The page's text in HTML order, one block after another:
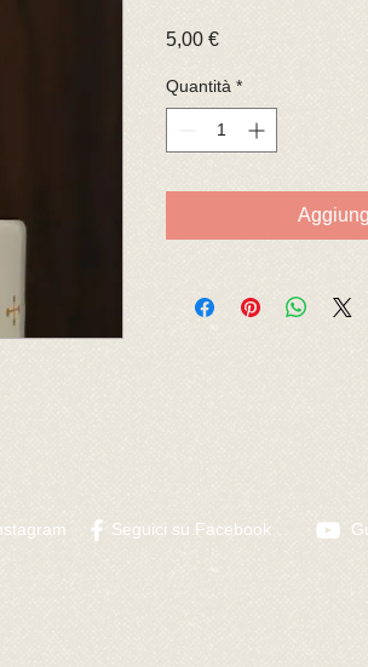
5,00 €Prezzo
Quantità *
​Seguici su Facebook